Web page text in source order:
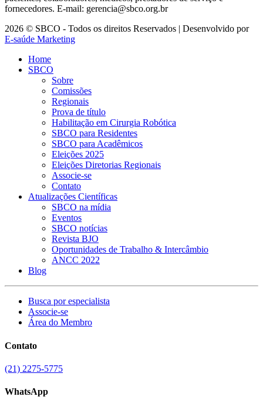
fornecedores. E-mail: gerencia@sbco.org.br
2026 © SBCO - Todos os direitos Reservados | Desenvolvido por
E-saúde Marketing
Home
SBCO
Sobre
Comissões
Regionais
Prova de título
Habilitação em Cirurgia Robótica
SBCO para Residentes
SBCO para Acadêmicos
Eleições 2025
Eleições Diretorias Regionais
Associe-se
Contato
Atualizações Científicas
SBCO na mídia
Eventos
SBCO notícias
Revista BJO
Oportunidades de Trabalho & Intercâmbio
ANCC 2022
Blog
Busca por especialista
Associe-se
Área do Membro
Contato
(21) 2275-5775
WhatsApp